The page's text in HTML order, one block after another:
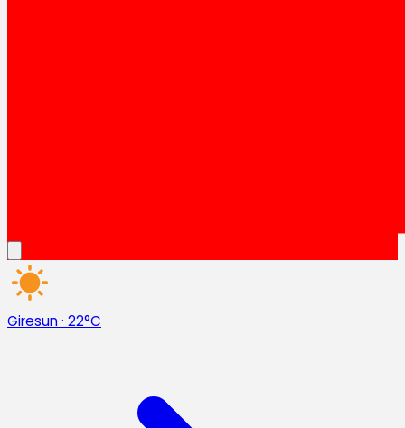
Giresun· 22°C